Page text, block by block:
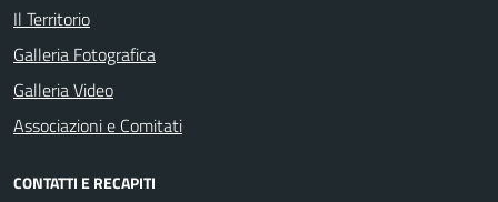
Il Territorio
Galleria Fotografica
Galleria Video
Associazioni e Comitati
CONTATTI E RECAPITI